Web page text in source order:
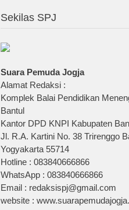
Sekilas SPJ
Suara Pemuda Jogja
Alamat Redaksi :
Komplek Balai Pendidikan
Bantul
Kantor DPD KNPI Kabupaten
Jl. R.A. Kartini No. 38 Trirenggo
Yogyakarta 55714
Hotline : 083840666866
WhatsApp : 083840666866
Email : redaksispj@gmail.com
website :